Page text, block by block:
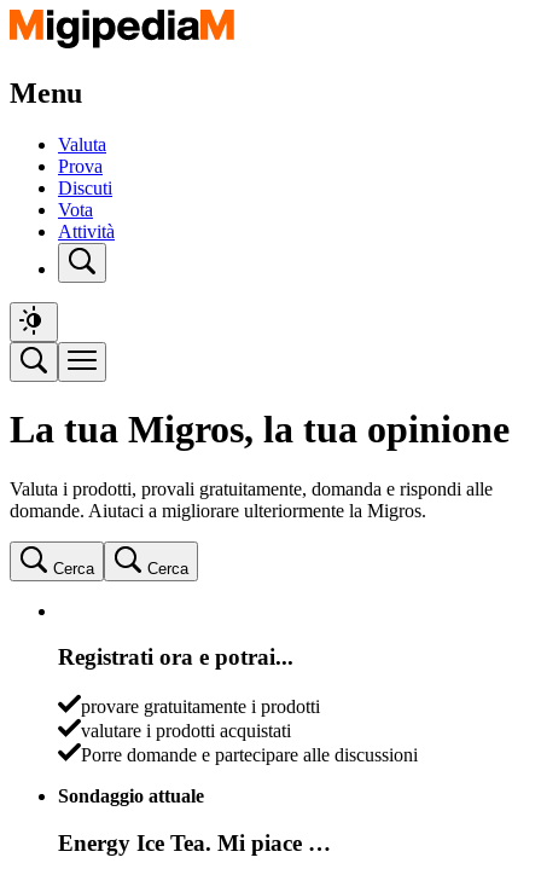
Menu
Valuta
Prova
Discuti
Vota
Attività
La tua Migros, la tua opinione
Valuta i prodotti, provali gratuitamente, domanda e rispondi alle
domande. Aiutaci a migliorare ulteriormente la Migros.
Cerca Cerca
Registrati ora e potrai...
provare gratuitamente i prodotti
valutare i prodotti acquistati
Porre domande e partecipare alle discussioni
Sondaggio attuale
Energy Ice Tea. Mi piace …